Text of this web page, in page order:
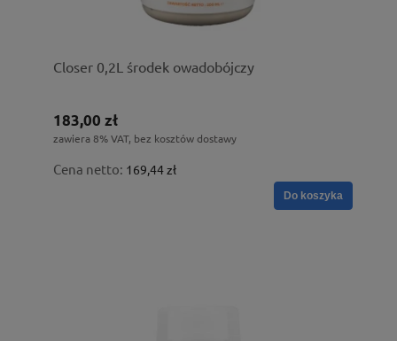
Closer 0,2L środek owadobójczy
183,00 zł
zawiera 8% VAT, bez kosztów dostawy
Cena netto: 169,44 zł
Do koszyka